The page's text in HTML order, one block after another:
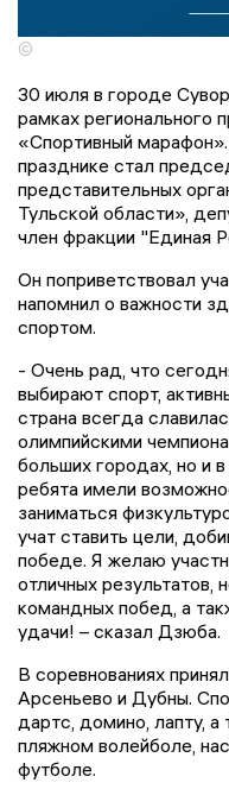
©
30 июля в городе
рамках регионального
«Спортивный
празднике стал
представительных
Тульской области»,
член фракции "Единая
Он поприветствовал
напомнил о важности
спортом.
- Очень рад, что
выбирают спорт,
страна всегда
олимпийскими
больших городах, но и
ребята имели
заниматься
учат ставить цели,
победе. Я желаю
отличных результатов,
командных побед, а
удачи! – сказал Дзюба.
В соревнованиях
Арсеньево и Дубны.
дартс, домино, лапту, а
пляжном волейболе,
футболе.